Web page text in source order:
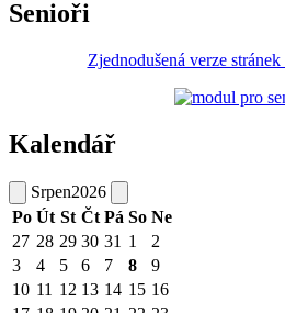
Senioři
Zjednodušená verze
Kalendář
Srpen2026
Po Út St Čt Pá So Ne
27 28 29 30 31 1
2
3
4 5 6 7 8
9
10 11 12 13 14 15 16